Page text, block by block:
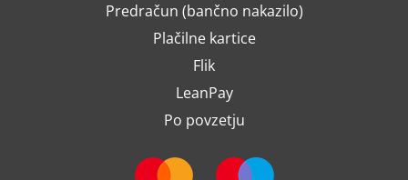
Predračun (bančno nakazilo)
Plačilne kartice
Flik
LeanPay
Po povzetju